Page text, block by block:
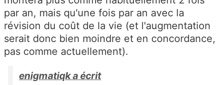
par an, mais qu'une fois par an avec la
révision du coût de la vie (et l'augmentation
serait donc bien moindre et en concordance,
pas comme actuellement).
enigmatiqk a écrit